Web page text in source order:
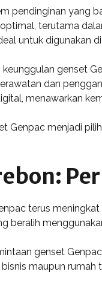
pendinginan yang
terutama
untuk digunakan
genset
dan
menawarkan
Genpac menjadi
terus
beralih
genset
maupun